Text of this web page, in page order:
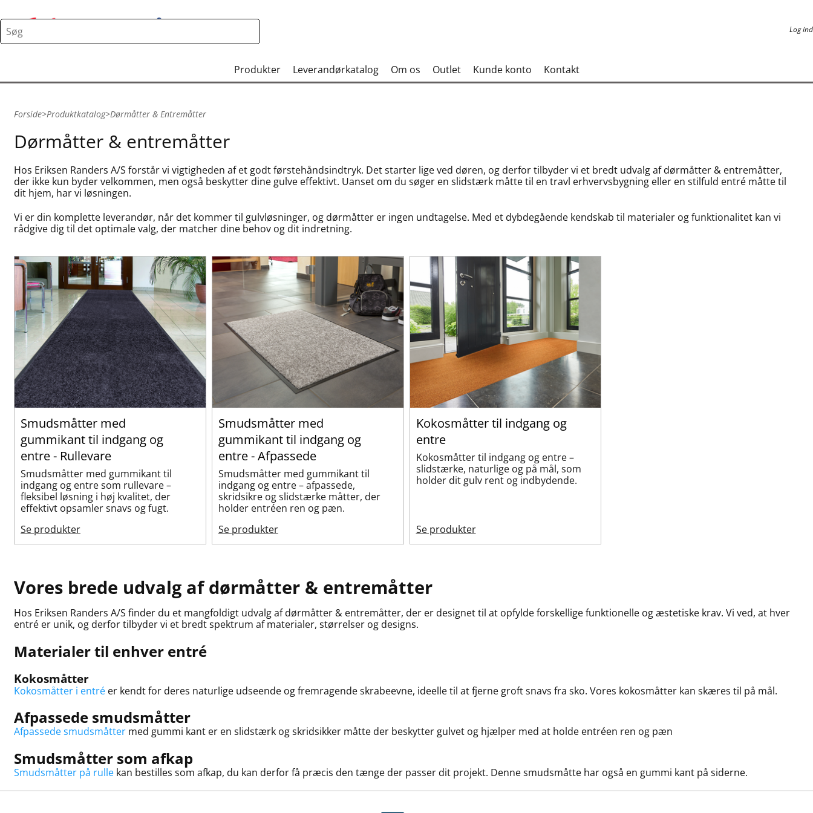
Log ind
Produkter Leverandørkatalog Om os Outlet Kunde konto Kontakt
Forside>Produktkatalog>Dørmåtter & Entremåtter
Dørmåtter & entremåtter
Hos Eriksen Randers A/S forstår vi vigtigheden af et godt førstehåndsindtryk. Det starter lige ved døren, og derfor tilbyder vi et bredt udvalg af dørmåtter & entremåtter,
der ikke kun byder velkommen, men også beskytter dine gulve effektivt. Uanset om du søger en slidstærk måtte til en travl erhvervsbygning eller en stilfuld entré måtte til
dit hjem, har vi løsningen.
Vi er din komplette leverandør, når det kommer til gulvløsninger, og dørmåtter er ingen undtagelse. Med et dybdegående kendskab til materialer og funktionalitet kan vi
rådgive dig til det optimale valg, der matcher dine behov og dit indretning.
Smudsmåtter med
gummikant til indgang og
entre - Rullevare
Smudsmåtter med gummikant til
indgang og entre som rullevare –
fleksibel løsning i høj kvalitet, der
effektivt opsamler snavs og fugt.
Se produkter
Smudsmåtter med
gummikant til indgang og
entre - Afpassede
Smudsmåtter med gummikant til
indgang og entre – afpassede,
skridsikre og slidstærke måtter, der
holder entréen ren og pæn.
Se produkter
Kokosmåtter til indgang og
entre
Kokosmåtter til indgang og entre –
slidstærke, naturlige og på mål, som
holder dit gulv rent og indbydende.
Se produkter
Vores brede udvalg af dørmåtter & entremåtter
Hos Eriksen Randers A/S finder du et mangfoldigt udvalg af dørmåtter & entremåtter, der er designet til at opfylde forskellige funktionelle og æstetiske krav. Vi ved, at hver
entré er unik, og derfor tilbyder vi et bredt spektrum af materialer, størrelser og designs.
Materialer til enhver entré
Kokosmåtter
Kokosmåtter i entré er kendt for deres naturlige udseende og fremragende skrabeevne, ideelle til at fjerne groft snavs fra sko. Vores kokosmåtter kan skæres til på mål.
Afpassede smudsmåtter
Afpassede smudsmåtter med gummi kant er en slidstærk og skridsikker måtte der beskytter gulvet og hjælper med at holde entréen ren og pæn
Smudsmåtter som afkap
Smudsmåtter på rulle kan bestilles som afkap, du kan derfor få præcis den tænge der passer dit projekt. Denne smudsmåtte har også en gummi kant på siderne.